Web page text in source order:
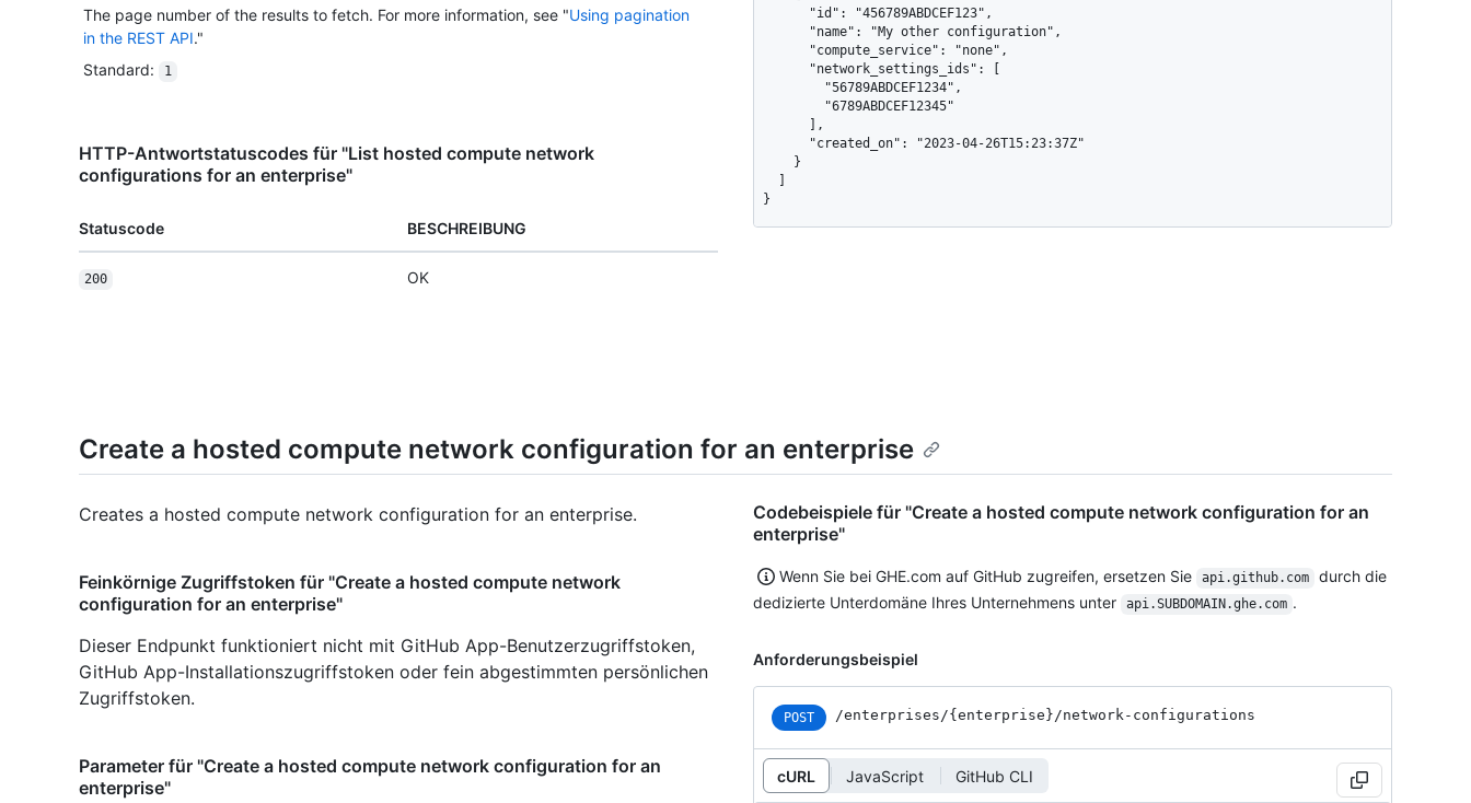
The page number of the results to fetch. For more information, see "Using pagination
in the REST API."
Standard: 1
HTTP-Antwortstatuscodes für "List hosted compute network
configurations for an enterprise"
Statuscode BESCHREIBUNG
200 OK
}
Create a hosted compute network configuration for an enterprise
Creates a hosted compute network configuration for an enterprise.
Feinkörnige Zugriffstoken für "Create a hosted compute network
configuration for an enterprise"
Dieser Endpunkt funktioniert nicht mit GitHub App-Benutzerzugriffstoken,
GitHub App-Installationszugriffstoken oder fein abgestimmten persönlichen
Zugriffstoken.
Parameter für "Create a hosted compute network configuration for an
enterprise"
Codebeispiele für "Create a hosted compute network configuration for an
enterprise"
Wenn Sie bei GHE.com auf GitHub zugreifen, ersetzen Sie api.github.com
durch die
dedizierte Unterdomäne Ihres Unternehmens unter
api.SUBDOMAIN.ghe.com .
Anforderungsbeispiel
POST /enterprises/{enterprise}/network-configurations
cURL JavaScript GitHub CLI